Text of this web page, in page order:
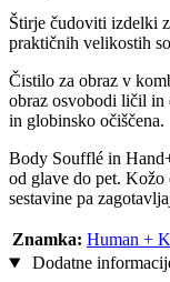
Štirje čudoviti izdelki
praktičnih velikostih
Čistilo za obraz v
obraz osvobodi ličil in
in globinsko očiščena.
Body Soufflé in
od glave do pet. Kožo
sestavine pa
Znamka: Human +
Dodatne